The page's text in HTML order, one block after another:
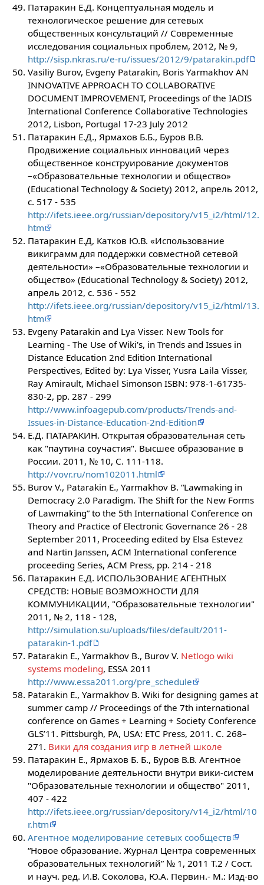
Патаракин Е.Д. Концептуальная модель и
технологическое решение для сетевых
общественных консультаций // Современные
исследования социальных проблем, 2012, № 9,
http://sisp.nkras.ru/e-ru/issues/2012/9/patarakin.pdf
Vasiliy Burov, Evgeny Patarakin, Boris Yarmakhov AN
INNOVATIVE APPROACH TO COLLABORATIVE
DOCUMENT IMPROVEMENT, Proceedings of the IADIS
International Conference Collaborative Technologies
2012, Lisbon, Portugal 17-23 July 2012
Патаракин Е.Д., Ярмахов Б.Б., Буров В.В.
Продвижение социальных инноваций через
общественное конструирование документов
–«Образовательные технологии и общество»
(Educational Technology & Society) 2012, апрель 2012,
с. 517 - 535
http://ifets.ieee.org/russian/depository/v15_i2/html/12.
htm
Патаракин Е.Д, Катков Ю.В. «Использование
викиграмм для поддержки совместной сетевой
деятельности» –«Образовательные технологии и
общество» (Educational Technology & Society) 2012,
апрель 2012, с. 536 - 552
http://ifets.ieee.org/russian/depository/v15_i2/html/13.
htm
Evgeny Patarakin and Lya Visser. New Tools for
Learning - The Use of Wiki's, in Trends and Issues in
Distance Education 2nd Edition International
Perspectives, Edited by: Lya Visser, Yusra Laila Visser,
Ray Amirault, Michael Simonson ISBN: 978-1-61735-
830-2, pp. 287 - 299
http://www.infoagepub.com/products/Trends-and-
Issues-in-Distance-Education-2nd-Edition
Е.Д. ПАТАРАКИН. Открытая образовательная сеть
как "паутина соучастия". Высшее образование в
России. 2011, № 10, С. 111-118.
http://vovr.ru/nom102011.html
Burov V., Patarakin E., Yarmakhov B. “Lawmaking in
Democracy 2.0 Paradigm. The Shift for the New Forms
of Lawmaking” to the 5th International Conference on
Theory and Practice of Electronic Governance 26 - 28
September 2011, Proceeding edited by Elsa Estevez
and Nartin Janssen, ACM International conference
proceeding Series, ACM Press, pp. 214 - 218
Патаракин Е.Д. ИСПОЛЬЗОВАНИЕ АГЕНТНЫХ
СРЕДСТВ: НОВЫЕ ВОЗМОЖНОСТИ ДЛЯ
КОММУНИКАЦИИ, "Образовательные технологии"
2011, № 2, 118 - 128,
http://simulation.su/uploads/files/default/2011-
patarakin-1.pdf
Patarakin E., Yarmakhov B., Burov V. Netlogo wiki
systems modeling, ESSA 2011
http://www.essa2011.org/pre_schedule
Patarakin E., Yarmakhov B. Wiki for designing games at
summer camp // Proceedings of the 7th international
conference on Games + Learning + Society Conference
GLS’11. Pittsburgh, PA, USA: ETC Press, 2011. С. 268–
271. Вики для создания игр в летней школе
Патаракин Е., Ярмахов Б. Б., Буров В.В. Агентное
моделирование деятельности внутри вики-систем
"Образовательные технологии и общество" 2011,
407 - 422
http://ifets.ieee.org/russian/depository/v14_i2/html/10
r.htm
Агентное моделирование сетевых сообществ
“Новое образование. Журнал Центра современных
образовательных технологий” № 1, 2011 Т.2 / Сост.
и науч. ред. И.В. Соколова, Ю.А. Первин.- М.: Изд-во